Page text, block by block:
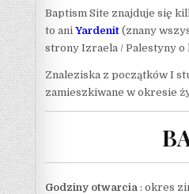
Baptism Site znajduje się
to ani Yardenit (znany
strony Izraela / Palestyny
Znaleziska z początków I
zamieszkiwane w okresie
Godziny otwarcia : okres